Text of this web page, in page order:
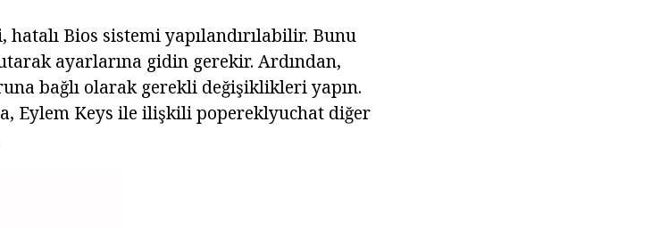
Bios sistemi yapılandırılabilir. Bunu
ayarlarına gidin gerekir. Ardından,
bağlı olarak gerekli değişiklikleri yapın.
Eylem Keys ile ilişkili popereklyuchat diğer